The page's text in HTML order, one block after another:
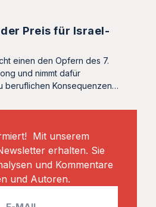
Preis für Israel-
einen den Opfern des 7.
und nimmt dafür
beruflichen Konsequenzen…
Mit unserem
erhalten. Sie
und Kommentare
und Autoren.